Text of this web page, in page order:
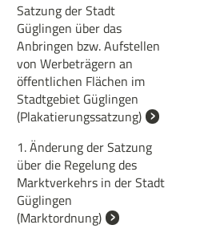
Satzung der Stadt
Güglingen über das
Anbringen bzw. Aufstellen
von Werbeträgern an
öffentlichen Flächen im
Stadtgebiet Güglingen
(Plakatierungssatzung)
1. Änderung der Satzung
über die Regelung des
Marktverkehrs in der Stadt
Güglingen
(Marktordnung)